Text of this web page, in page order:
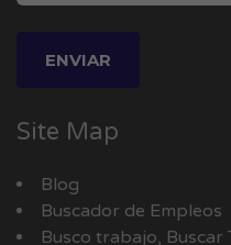
Site Map
Blog
Buscador de Empleos
Busco trabajo,